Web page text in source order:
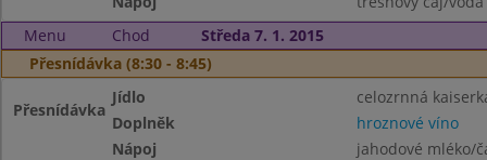
Menu
Chod
Středa 7. 1. 2015
Přesnídávka (8:30 - 8:45)
Přesnídávka
Jídlo
celozrnná
Doplněk
hroznové víno
Nápoj
jahodové mléko/